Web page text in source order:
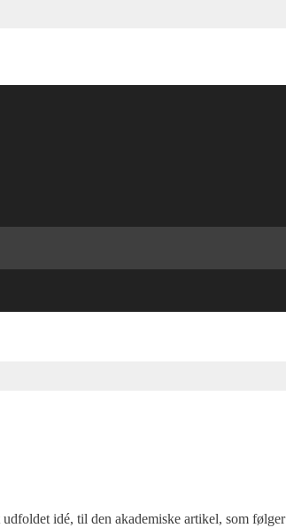
idé, til den aka­de­mi­ske arti­kel, som føl­ger